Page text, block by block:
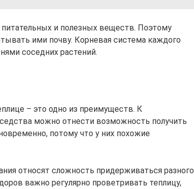
и полезных веществ. Поэтому
ими почву. Корневая система каждого
соседних растений.
– это одно из преимуществ. К
можно отнести возможность получить
потому что у них похожие
относят сложность придерживаться разного
важно регулярно проветривать теплицу,